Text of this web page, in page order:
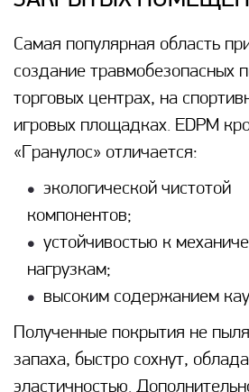
Самая популярная область
создание травмобезопасных
торговых центрах, на
игровых площадках. EDPM
«Гранулос» отличается:
экологической чистотой
компонентов;
устойчивостью к
нагрузкам;
высоким содержанием
Полученные покрытия не
запаха, быстро сохнут,
эластичностью.